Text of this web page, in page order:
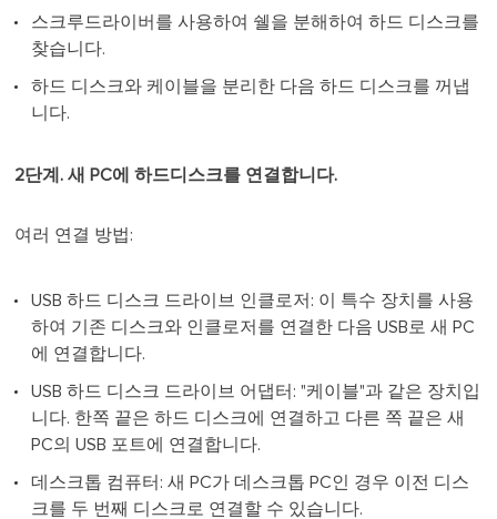
스크루드라이버를 사용하여 쉘을 분해하여 하드 디스크를
찾습니다.
하드 디스크와 케이블을 분리한 다음 하드 디스크를 꺼냅
니다.
2단계. 새 PC에 하드디스크를 연결합니다.
여러 연결 방법:
USB 하드 디스크 드라이브 인클로저: 이 특수 장치를 사용
하여 기존 디스크와 인클로저를 연결한 다음 USB로 새 PC
에 연결합니다.
USB 하드 디스크 드라이브 어댑터: "케이블"과 같은 장치입
니다. 한쪽 끝은 하드 디스크에 연결하고 다른 쪽 끝은 새
PC의 USB 포트에 연결합니다.
데스크톱 컴퓨터: 새 PC가 데스크톱 PC인 경우 이전 디스
크를 두 번째 디스크로 연결할 수 있습니다.